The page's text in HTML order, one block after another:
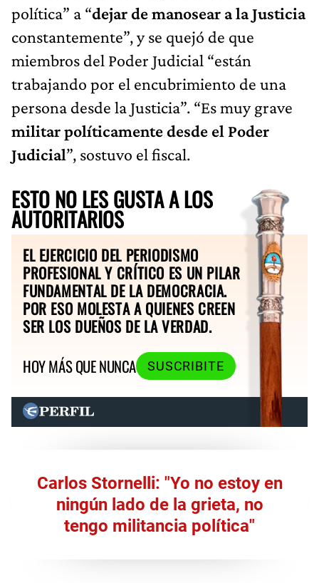
política” a “dejar de manosear a la Justicia
constantemente”, y se quejó de que
miembros del Poder Judicial “están
trabajando por el encubrimiento de una
persona desde la Justicia”. “Es muy grave
militar políticamente desde el Poder
Judicial”, sostuvo el fiscal.
ESTO NO LES GUSTA A LOS
AUTORITARIOS
EL EJERCICIO DEL PERIODISMO
PROFESIONAL Y CRÍTICO ES UN PILAR
FUNDAMENTAL DE LA DEMOCRACIA.
POR ESO MOLESTA A QUIENES CREEN
SER LOS DUEÑOS DE LA VERDAD.
HOY MÁS QUE NUNCA
SUSCRIBITE
Carlos Stornelli: "Yo no estoy en
ningún lado de la grieta, no
tengo militancia política"